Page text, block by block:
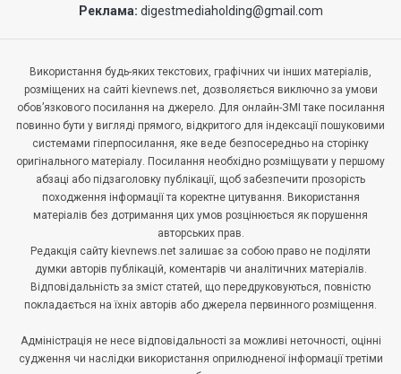
Реклама: digestmediaholding@gmail.com
Використання будь-яких текстових, графічних чи інших матеріалів,
розміщених на сайті kievnews.net, дозволяється виключно за умови
обов’язкового посилання на джерело. Для онлайн-ЗМІ таке посилання
повинно бути у вигляді прямого, відкритого для індексації пошуковими
системами гіперпосилання, яке веде безпосередньо на сторінку
оригінального матеріалу. Посилання необхідно розміщувати у першому
абзаці або підзаголовку публікації, щоб забезпечити прозорість
походження інформації та коректне цитування. Використання
матеріалів без дотримання цих умов розцінюється як порушення
авторських прав.
Редакція сайту kievnews.net залишає за собою право не поділяти
думки авторів публікацій, коментарів чи аналітичних матеріалів.
Відповідальність за зміст статей, що передруковуються, повністю
покладається на їхніх авторів або джерела первинного розміщення.
Адміністрація не несе відповідальності за можливі неточності, оцінні
судження чи наслідки використання оприлюдненої інформації третіми